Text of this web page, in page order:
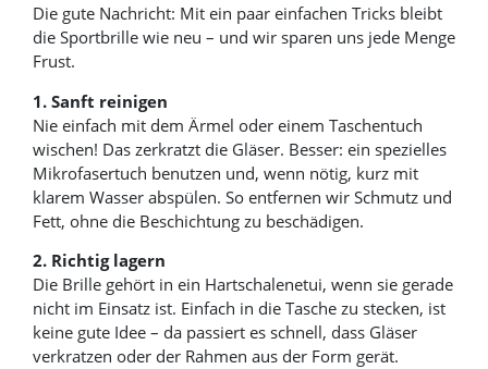
Die gute Nachricht: Mit ein paar einfachen Tricks bleibt
die Sportbrille wie neu – und wir sparen uns jede Menge
Frust.
1. Sanft reinigen
Nie einfach mit dem Ärmel oder einem Taschentuch
wischen! Das zerkratzt die Gläser. Besser: ein spezielles
Mikrofasertuch benutzen und, wenn nötig, kurz mit
klarem Wasser abspülen. So entfernen wir Schmutz und
Fett, ohne die Beschichtung zu beschädigen.
2. Richtig lagern
Die Brille gehört in ein Hartschalenetui, wenn sie gerade
nicht im Einsatz ist. Einfach in die Tasche zu stecken, ist
keine gute Idee – da passiert es schnell, dass Gläser
verkratzen oder der Rahmen aus der Form gerät.